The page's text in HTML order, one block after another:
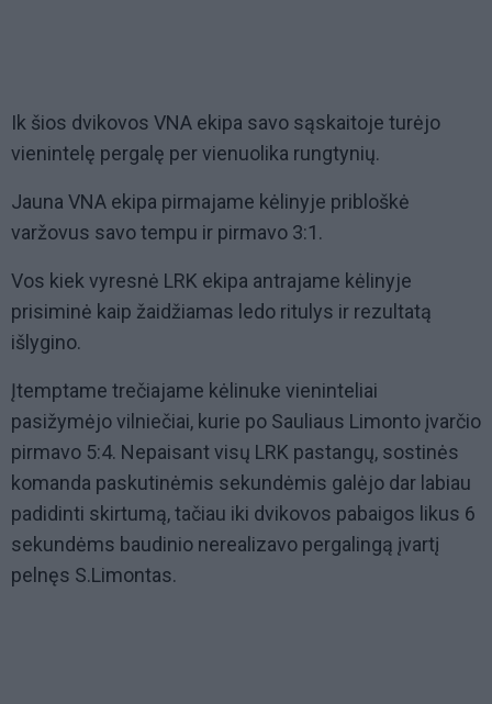
Ik šios dvikovos VNA ekipa savo sąskaitoje turėjo
vienintelę pergalę per vienuolika rungtynių.
Jauna VNA ekipa pirmajame kėlinyje pribloškė
varžovus savo tempu ir pirmavo 3:1.
Vos kiek vyresnė LRK ekipa antrajame kėlinyje
prisiminė kaip žaidžiamas ledo ritulys ir rezultatą
išlygino.
Įtemptame trečiajame kėlinuke vieninteliai
pasižymėjo vilniečiai, kurie po Sauliaus Limonto įvarčio
pirmavo 5:4. Nepaisant visų LRK pastangų, sostinės
komanda paskutinėmis sekundėmis galėjo dar labiau
padidinti skirtumą, tačiau iki dvikovos pabaigos likus 6
sekundėms baudinio nerealizavo pergalingą įvartį
pelnęs S.Limontas.